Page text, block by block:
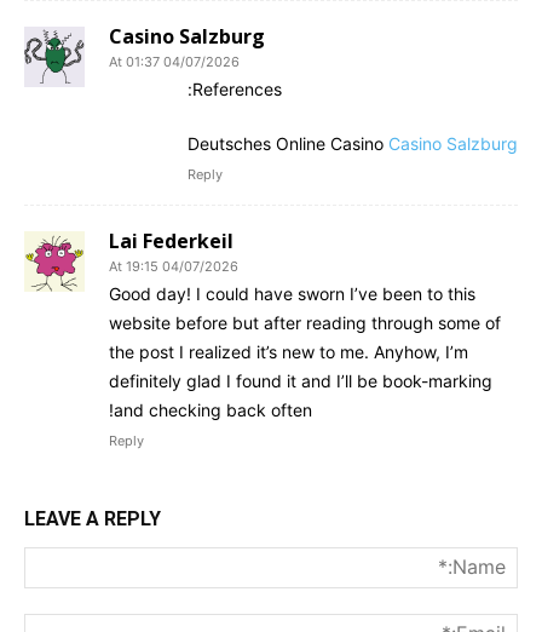
Casino Salzburg
04/07/2026 At 01:37
References:
Deutsches Online Casino Casino Salzburg
Reply
Lai Federkeil
04/07/2026 At 19:15
Good day! I could have sworn I’ve been to this
website before but after reading through some of
the post I realized it’s new to me. Anyhow, I’m
definitely glad I found it and I’ll be book-marking
and checking back often!
Reply
LEAVE A REPLY